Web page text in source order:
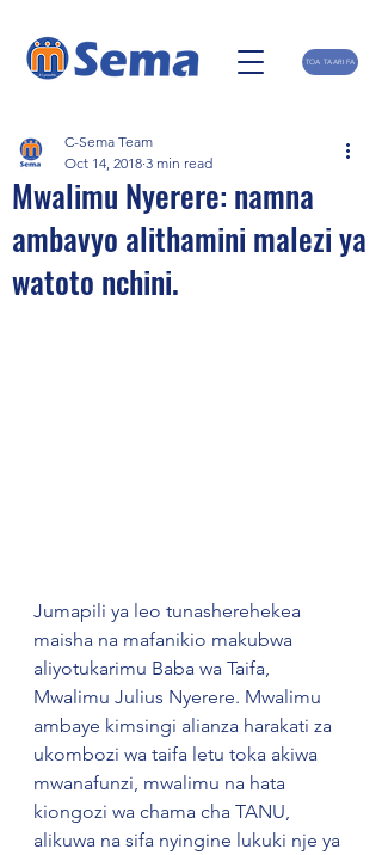
TOA TAARIFA
Mwalimu Nyerere: namna
ambavyo alithamini malezi ya
watoto nchini.
C-Sema Team
Oct 14, 2018 3 min read
Jumapili ya leo tunasherehekea
maisha na mafanikio makubwa
aliyotukarimu Baba wa Taifa,
Mwalimu Julius Nyerere. Mwalimu
ambaye kimsingi alianza harakati za
ukombozi wa taifa letu toka akiwa
mwanafunzi, mwalimu na hata
kiongozi wa chama cha TANU,
alikuwa na sifa nyingine lukuki nje ya